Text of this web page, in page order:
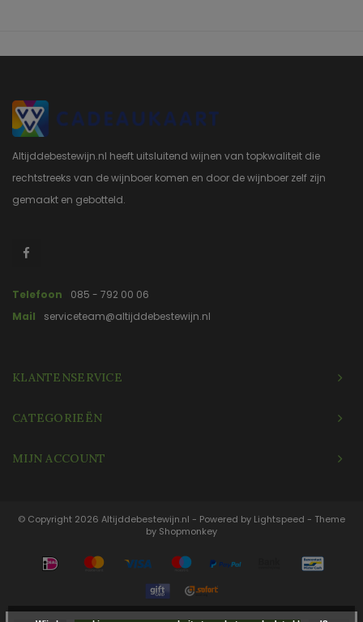
Altijddebestewijn.nl heeft uitsluitend wijnen van topkwaliteit die
rechtstreeks van de wijnboer komen en door de wijnboer zelf zijn
gemaakt en gebotteld.
Telefoon
085 - 792 00 06
Mail
serviceteam@altijddebestewijn.nl
KLANTENSERVICE
CATEGORIEËN
MIJN ACCOUNT
© Copyright 2026 Altijddebestewijn.nl - Powered by Lightspeed - Theme
by Shopmonkey